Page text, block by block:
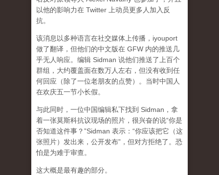
以他的影响力在 Twitter 上动员更多人加入反
抗。
该消息以多种语言在社交媒体上传播，iyouport
做了翻译，但他们的中文版在 GFW 内的推送几
乎无人响应。编辑 Sidman 说他们推送了上百个
群组，大约覆盖面在数万人左右，但没有收到任
何回应（除了一位老朋友的点赞）。当时中国人
在欢庆五一节小长假。
与此同时，一位中国编辑私下找到 Sidman，拿
着一张莫斯科抗议现场的照片，很兴奋的说“你是
否知道这件事？”Sidman 表示：“你应该把它（这
张照片）发出来，公开发布”，但对方拒绝了。恐
怕是为难于审查。
这大概是最有趣的部分。